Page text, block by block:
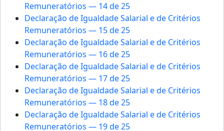
Remuneratórios — 14 de 25
Declaração de Igualdade Salarial e de Critérios
Remuneratórios — 15 de 25
Declaração de Igualdade Salarial e de Critérios
Remuneratórios — 16 de 25
Declaração de Igualdade Salarial e de Critérios
Remuneratórios — 17 de 25
Declaração de Igualdade Salarial e de Critérios
Remuneratórios — 18 de 25
Declaração de Igualdade Salarial e de Critérios
Remuneratórios — 19 de 25